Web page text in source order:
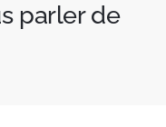
parler de